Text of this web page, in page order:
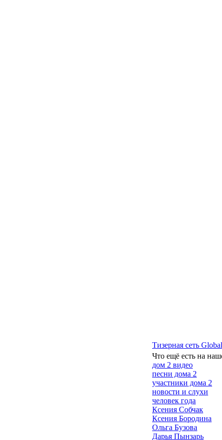
Тизерная сеть
Что ещё есть на
дом 2 видео
песни дома 2
участники дома 2
новости и слухи
человек года
Ксения Собчак
Ксения Бородина
Ольга Бузова
Дарья Пынзарь